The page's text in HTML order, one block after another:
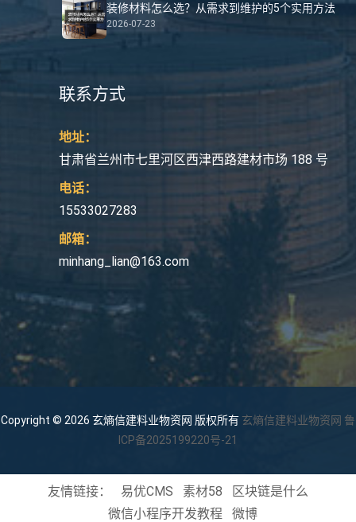
装修材料怎么选？从需求到维护的5个实用方法
2026-07-23
联系方式
地址：
甘肃省兰州市七里河区西津西路建材市场 188 号
电话：
15533027283
邮箱：
minhang_lian@163.com
Copyright © 2026 玄熵信建料业物资网 版权所有 玄熵信建料业物资网 鲁
ICP备2025199220号-21
友情链接： 易优CMS 素材58
区块链是什么
微信小程序开发教程
微博